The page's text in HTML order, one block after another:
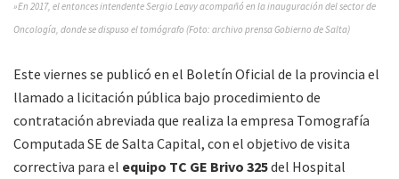
»En 2017, el entonces intendente Sergio Leavy acompañó en la inauguración del sector de
Oncología, donde se dispuso el tomógrafo (Foto: archivo prensa Gobierno de Salta)
Este viernes se publicó en el Boletín Oficial de la provincia el
llamado a licitación pública bajo procedimiento de
contratación abreviada que realiza la empresa Tomografía
Computada SE de Salta Capital, con el objetivo de visita
correctiva para el equipo TC GE Brivo 325del Hospital